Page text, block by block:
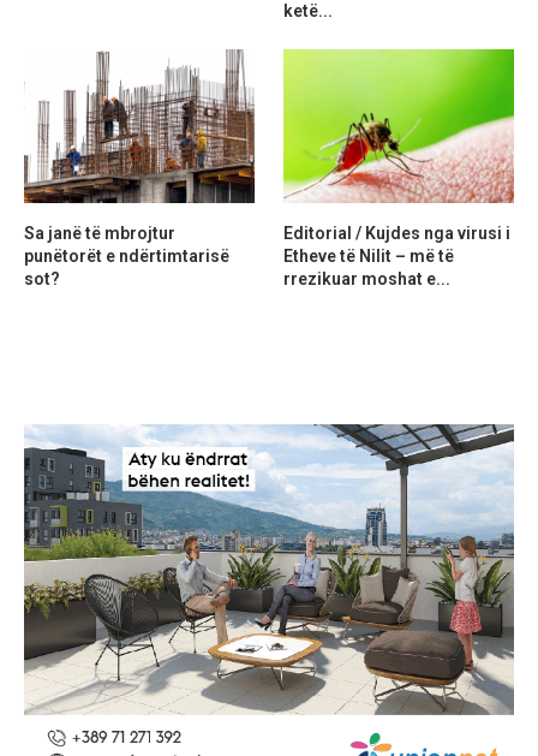
ketë...
Sa janë të mbrojtur
punëtorët e ndërtimtarisë
sot?
Editorial / Kujdes nga virusi i
Etheve të Nilit – më të
rrezikuar moshat e...